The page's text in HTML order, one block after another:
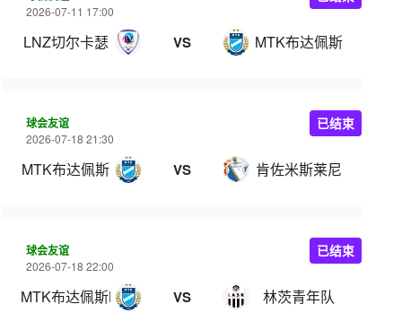
2026-07-11 17:00
LNZ切尔卡瑟 VS MTK布达佩斯
球会友谊
2026-07-18 21:30
MTK布达佩斯 VS 肯佐米斯莱尼
已结束
球会友谊
2026-07-18 22:00
MTK布达佩斯B队 VS 林茨青年队
已结束